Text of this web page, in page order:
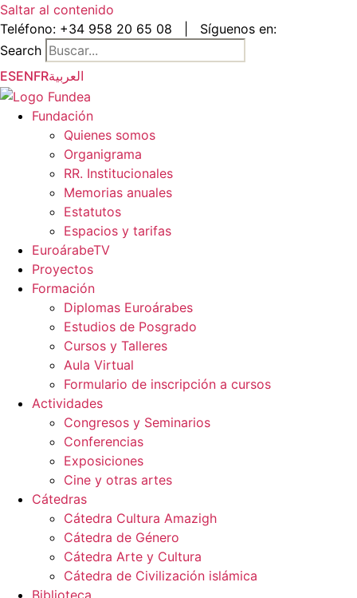
Saltar al contenido
Teléfono: +34 958 20 65 08
Síguenos en:
Search
ESENFRالعربية
Fundación
Quienes somos
Organigrama
RR. Institucionales
Memorias anuales
Estatutos
Espacios y tarifas
EuroárabeTV
Proyectos
Formación
Diplomas Euroárabes
Estudios de Posgrado
Cursos y Talleres
Aula Virtual
Formulario de inscripción a cursos
Actividades
Congresos y Seminarios
Conferencias
Exposiciones
Cine y otras artes
Cátedras
Cátedra Cultura Amazigh
Cátedra de Género
Cátedra Arte y Cultura
Cátedra de Civilización islámica
Biblioteca